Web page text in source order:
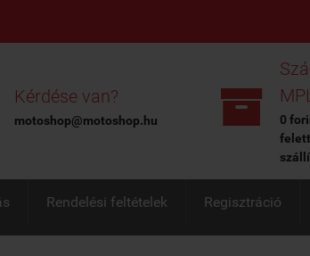
Kérdése van?
motoshop@motoshop.hu 
0
Rendelési feltételek Regisztráció